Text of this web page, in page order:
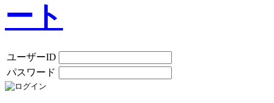
ート
ユーザーID
パスワード